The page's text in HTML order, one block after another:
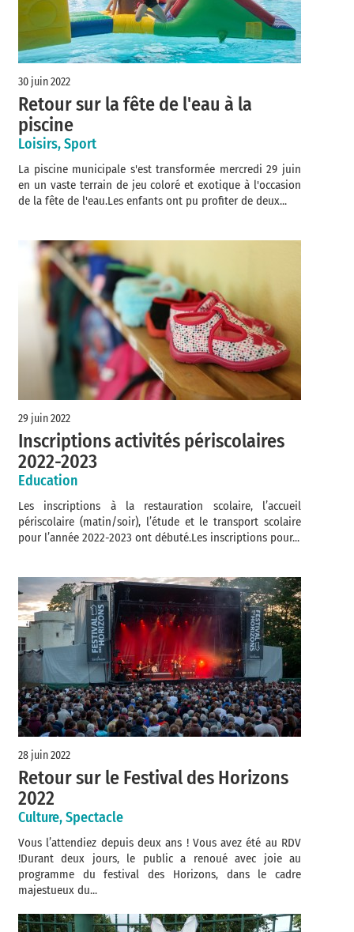
30 juin 2022
Retour sur la fête de l'eau à la
piscine
Loisirs, Sport
La piscine municipale s'est transformée mercredi 29 juin
en un vaste terrain de jeu coloré et exotique à l'occasion
de la fête de l'eau.Les enfants ont pu profiter de deux...
29 juin 2022
Inscriptions activités périscolaires
2022-2023
Education
Les inscriptions à la restauration scolaire, l’accueil
périscolaire (matin/soir), l’étude et le transport scolaire
pour l’année 2022-2023 ont débuté.Les inscriptions pour...
28 juin 2022
Retour sur le Festival des Horizons
2022
Culture, Spectacle
Vous l’attendiez depuis deux ans ! Vous avez été au RDV
!Durant deux jours, le public a renoué avec joie au
programme du festival des Horizons, dans le cadre
majestueux du...